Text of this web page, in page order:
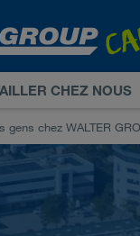
CHEZ NOUS
gens chez WALTER